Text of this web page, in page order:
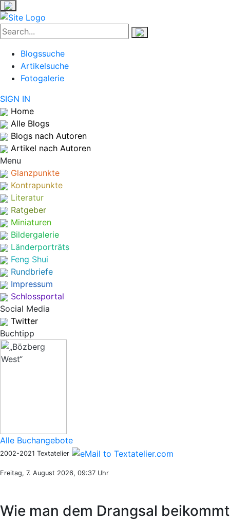
Blogssuche
Artikelsuche
Fotogalerie
SIGN IN
Home
Alle Blogs
Blogs nach Autoren
Artikel nach Autoren
Menu
Glanzpunkte
Kontrapunkte
Literatur
Ratgeber
Miniaturen
Bildergalerie
Länderporträts
Feng Shui
Rundbriefe
Impressum
Schlossportal
Social Media
Twitter
Buchtipp
Alle Buchangebote
2002-2021 Textatelier
Freitag, 7. August 2026, 09:37 Uhr
Wie man dem Drangsal